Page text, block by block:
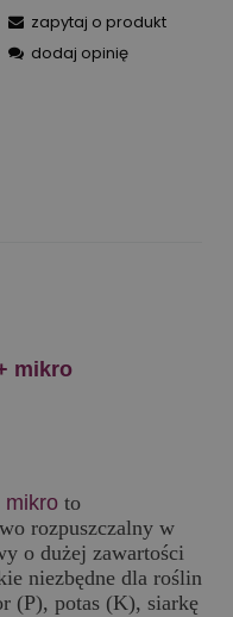
zapytaj o produkt
dodaj opinię
mikro
mikro to
rozpuszczalny w
o dużej zawartości
niezbędne dla roślin
(P), potas (K), siarkę